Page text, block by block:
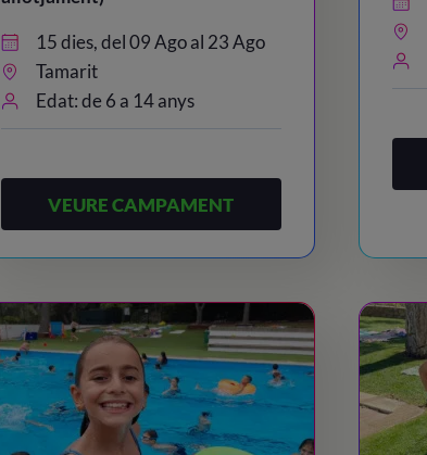
15 dies, del 09 Ago al 23 Ago
Tamarit
Edat: de 6 a 14 anys
VEURE CAMPAMENT